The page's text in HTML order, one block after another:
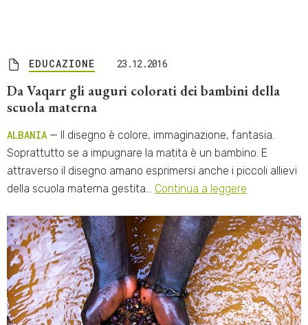
EDUCAZIONE 23.12.2016
Da Vaqarr gli auguri colorati dei bambini della
scuola materna
ALBANIA — Il disegno è colore, immaginazione, fantasia.
Soprattutto se a impugnare la matita è un bambino. E
attraverso il disegno amano esprimersi anche i piccoli allievi
della scuola materna gestita… Continua a leggere